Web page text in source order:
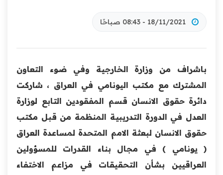
18/11/2021 - 08:43 صباحًا
باشراف من وزارة الخارجية وفي ضوء التعاون
المشترك ‏مع مكتب اليونامي في العراق ، شاركت
دائرة حقوق ‏الانسان قسم المفقودين التابع لوزارة
العدل في الدورة ‏التدريبية المنظمة من قبل مكتب
حقوق الانسان لبعثة الامم ‏المتحدة لمساعدة العراق
( يونامي ) في مجال بناء القدرات ‏للمسؤولين
العراقيين بشأن التحقيقات في مزاعم الاختفاء